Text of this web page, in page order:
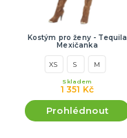
Kostým pro ženy - Tequila
Mexičanka
XS S M
1 351 Kč
Skladem
Prohlédnout